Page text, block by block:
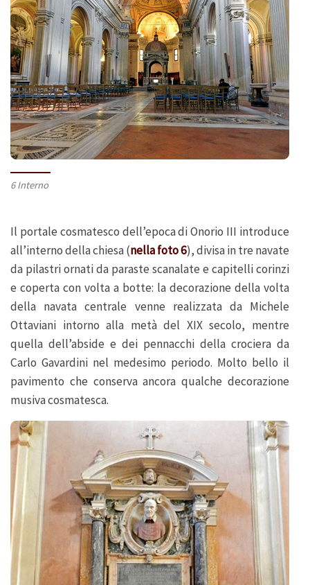
6 Interno
Il portale cosmatesco dell’epoca di Onorio III introduce
all’interno della chiesa (nella foto 6), divisa in tre navate
da pilastri ornati da paraste scanalate e capitelli corinzi
e coperta con volta a botte: la decorazione della volta
della navata centrale venne realizzata da Michele
Ottaviani intorno alla metà del XIX secolo, mentre
quella dell’abside e dei pennacchi della crociera da
Carlo Gavardini nel medesimo periodo. Molto bello il
pavimento che conserva ancora qualche decorazione
musiva cosmatesca.